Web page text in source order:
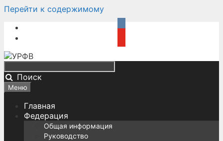
Перейти к содержимому
Поиск
Меню
Главная
Федерация
Общая информация
Руководство